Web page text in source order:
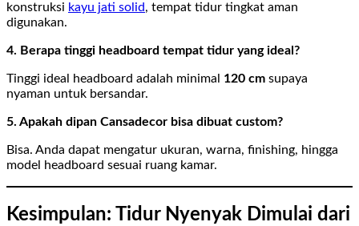
konstruksi kayu jati solid, tempat tidur tingkat aman
digunakan.
4. Berapa tinggi headboard tempat tidur yang ideal?
Tinggi ideal headboard adalah minimal 120 cm supaya
nyaman untuk bersandar.
5. Apakah dipan Cansadecor bisa dibuat custom?
Bisa. Anda dapat mengatur ukuran, warna, finishing, hingga
model headboard sesuai ruang kamar.
Kesimpulan: Tidur Nyenyak Dimulai dari